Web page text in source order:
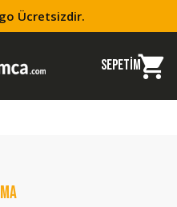
Ücretsizdir.